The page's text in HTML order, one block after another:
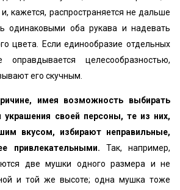
кажется, распространяется не дальше
одинаковыми оба рукава и надевать
цвета. Если единообразие отдельных
целесообразностью,
его скучным.
имея возможность выбирать
своей персоны, те из них,
вкусом, избирают неправильные,
привлекательными. Так, например,
две мушки одного размера и не
и той же высоте; одна мушка тоже